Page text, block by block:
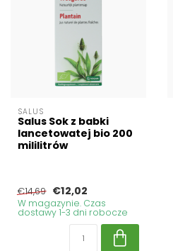
SALUS
Salus Sok z babki
lancetowatej bio 200
mililitrów
€14,69 €12,02
W magazynie. Czas
dostawy 1-3 dni robocze